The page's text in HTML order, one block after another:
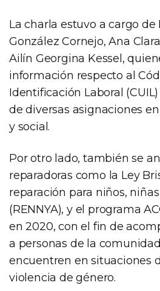
La charla estuvo a cargo de
González Cornejo, Ana
Ailín Georgina Kessel,
información respecto al
Identificación Laboral
de diversas asignaciones
y social.
Por otro lado, también se
reparadoras como la Ley
reparación para niños,
(RENNYA), y el programa
en 2020, con el fin de
a personas de la
encuentren en situaciones
violencia de género.